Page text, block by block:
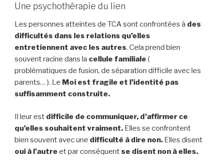
Une psychothérapie du lien
Les personnes atteintes de TCA sont confrontées à des
difficultés dans les relations qu’elles
entretiennent avec les autres. Cela prend bien
souvent racine dans la cellule familiale (
problématiques de fusion, de séparation difficile avec les
parents… ). Le Moi est fragile et l’identité pas
suffisamment construite.
Il leur est difficile de communiquer, d’affirmer ce
qu’elles souhaitent vraiment. Elles se confrontent
bien souvent avec une difficulté à dire non. Elles disent
oui à l’autre et par conséquentse disent non à elles.